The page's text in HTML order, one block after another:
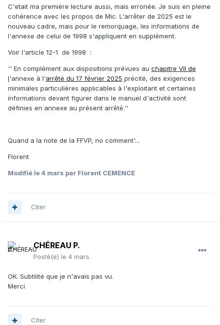
annexe au présent arrêté ouà défaut jusqu’au 31 mars
2026.Pendant cette période, toute modification d’activité de
l’exploitant reste régie par les dispositions de l’arrêté du 23
septembre 1998 susvisé dans sa rédaction antérieure au
l’accusé- réception et le manuel d’activité prévus à l’article
C'etait ma première lecture aussi, mais erronée. Je suis en pleine
cohérence avec les propos de Mic. L'arrêter de 2025 est le
nouveau cadre, mais pour le remorquage, les informations de
l'annexe de celui de 1998 s'appliquent en supplément.
Voir l'article 12-1 de 1998 :
'' En complément aux dispositions prévues au chapitre VII de
l'annexe à l'arrêté du 17 février 2025 précité, des exigences
minimales particulières applicables à l'exploitant et certaines
informations devant figurer dans le manuel d'activité sont
définies en annexe au présent arrêté.''
Quand a la note de la FFVP, no comment'...
Florent
Modifié le 4 mars par Florent CEMENCE
Citer
CHÉREAU P.
Posté(e) le 4 mars
OK. Subtilité que je n'avais pas vu.
Merci
Citer